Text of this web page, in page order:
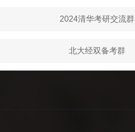
2024清华考研交流群
北大经双备考群